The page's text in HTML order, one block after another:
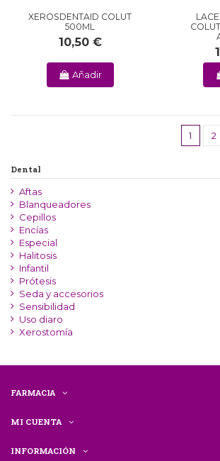
XEROSDENTAID COLUT
500ML
10,50 €
Añadir
1 2
Dental
Aftas
Blanqueadores
Cepillos
Encías
Especial
Halitosis
Infantil
Prótesis
Seda y accesorios
Sensibilidad
Uso diaro
Xerostomía
FARMACIA
MI CUENTA
INFORMACIÓN